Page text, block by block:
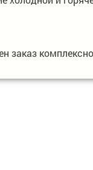
заказ